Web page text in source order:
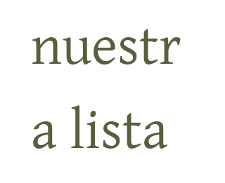
nuestr
a lista